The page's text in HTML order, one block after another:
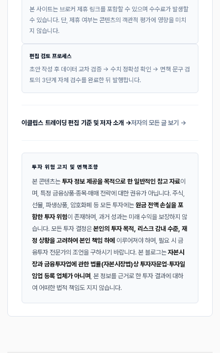
본 사이트는 브로커 제휴 링크를 포함할 수 있으며 수수료가 발생할
수 있습니다. 단, 제휴 여부는 콘텐츠의 객관적 평가에 영향을 미치
지 않습니다.
편집 검토 프로세스
초안 작성 후 데이터 교차 검증 → 수치 정확성 확인 → 면책 문구 검
토의 3단계 자체 검수를 완료한 뒤 발행합니다.
이클립스 트레이딩 편집 기준 및 저자 소개 →저자의 모든 글 보기 →
투자 위험 고지 및 면책조항
본 콘텐츠는 투자 정보 제공을 목적으로 한 일반적인 참고 자료이
며, 특정 금융상품·종목·매매 전략에 대한 권유가 아닙니다. 주식,
선물, 파생상품, 암호화폐 등 모든 투자에는 원금 전액 손실을 포
함한 투자 위험이 존재하며, 과거 성과는 미래 수익을 보장하지 않
습니다. 모든 투자 결정은본인의 투자 목적, 리스크 감내 수준, 재
정 상황을 고려하여 본인 책임 하에 이루어져야 하며, 필요 시 금
융투자 전문가의 조언을 구하시기 바랍니다. 본 블로그는 자본시
장과 금융투자업에 관한 법률(자본시장법)상 투자자문업·투자일
임업 등록 업체가 아니며 , 본 정보를 근거로 한 투자 결과에 대하
여 어떠한 법적 책임도 지지 않습니다.